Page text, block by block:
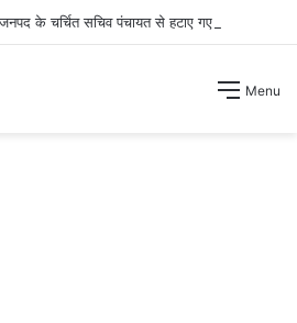
के चर्चित सचिव पंचायत से हटाए गए ।
Menu